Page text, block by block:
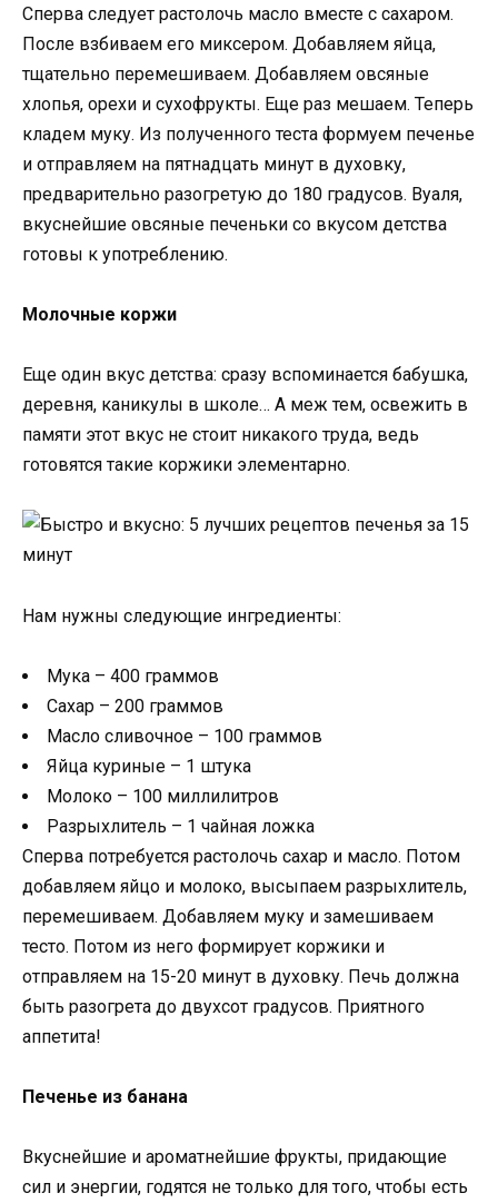
Сперва следует растолочь масло вместе с сахаром.
После взбиваем его миксером. Добавляем яйца,
тщательно перемешиваем. Добавляем овсяные
хлопья, орехи и сухофрукты. Еще раз мешаем. Теперь
кладем муку. Из полученного теста формуем печенье
и отправляем на пятнадцать минут в духовку,
предварительно разогретую до 180 градусов. Вуаля,
вкуснейшие овсяные печеньки со вкусом детства
готовы к употреблению.
Молочные коржи
Еще один вкус детства: сразу вспоминается бабушка,
деревня, каникулы в школе… А меж тем, освежить в
памяти этот вкус не стоит никакого труда, ведь
готовятся такие коржики элементарно.
Нам нужны следующие ингредиенты:
Мука – 400 граммов
Сахар – 200 граммов
Масло сливочное – 100 граммов
Яйца куриные – 1 штука
Молоко – 100 миллилитров
Разрыхлитель – 1 чайная ложка
Сперва потребуется растолочь сахар и масло. Потом
добавляем яйцо и молоко, высыпаем разрыхлитель,
перемешиваем. Добавляем муку и замешиваем
тесто. Потом из него формирует коржики и
отправляем на 15-20 минут в духовку. Печь должна
быть разогрета до двухсот градусов. Приятного
аппетита!
Печенье из банана
Вкуснейшие и ароматнейшие фрукты, придающие
сил и энергии, годятся не только для того, чтобы есть